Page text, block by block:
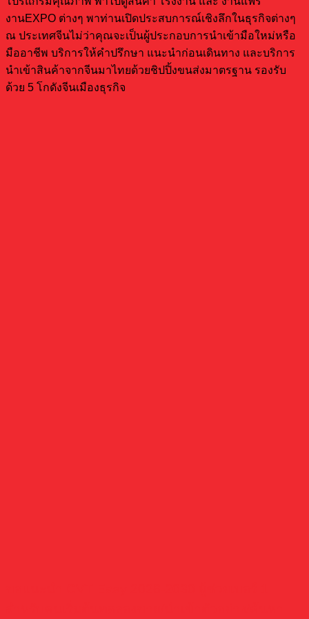
งานEXPO ต่างๆ พาท่านเปิดประสบการณ์เชิงลึกในธุรกิจต่างๆ
ณ ประเทศจีนไม่ว่าคุณจะเป็นผู้ประกอบการนำเข้ามือใหม่หรือ
มืออาชีพ บริการให้คำปรึกษา แนะนำก่อนเดินทาง และบริการ
นำเข้าสินค้าจากจีนมาไทยด้วยชิปปิ้งขนส่งมาตรฐาน รองรับ
ด้วย 5 โกดังจีนเมืองธุรกิจ